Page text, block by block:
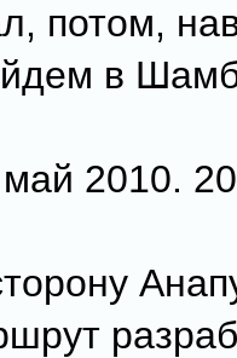
потом,
в
2010.